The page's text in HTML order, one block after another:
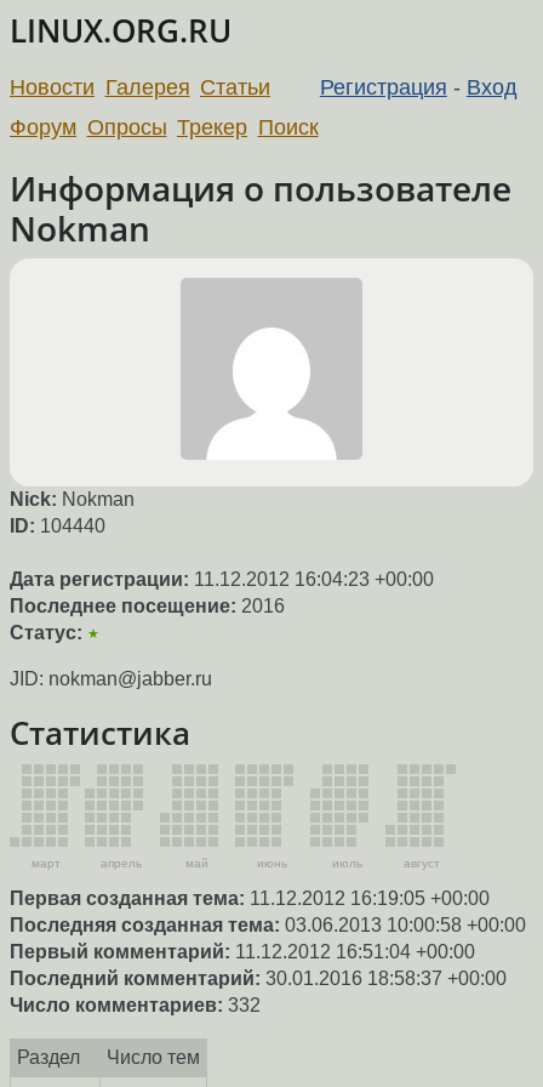
LINUX.ORG.RU
Регистрация - Вход
Новости Галерея Статьи
Форум Опросы Трекер Поиск
Информация о пользователе
Nokman
Nick: Nokman
ID: 104440
Дата регистрации: 11.12.2012 16:04:23 +00:00
Последнее посещение: 2016
Статус: ★
JID: nokman@jabber.ru
Статистика
март апрель май июнь июль август
Первая созданная тема: 11.12.2012 16:19:05 +00:00
Последняя созданная тема: 03.06.2013 10:00:58 +00:00
Первый комментарий: 11.12.2012 16:51:04 +00:00
Последний комментарий: 30.01.2016 18:58:37 +00:00
Число комментариев: 332
Раздел
Число тем